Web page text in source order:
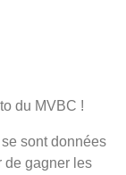
du MVBC !
sont données
de gagner les